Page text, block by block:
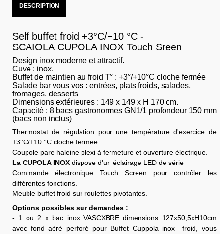
DESCRIPTION
Self buffet froid +3°C/+10 °C -
SCAIOLA CUPOLA INOX Touch Sreen
Design inox moderne et attractif.
Cuve : inox.
Buffet de maintien au froid T° : +3°/+10°C cloche fermée
Salade bar vous vos : entrées, plats froids, salades,
fromages, desserts
Dimensions extérieures : 149 x 149 x H 170 cm.
Capacité : 8 bacs gastronormes GN1/1 profondeur 150 mm
(bacs non inclus)
Thermostat de régulation pour une température d'exercice de
+3°C/+10 °C cloche fermée
Coupole pare haleine plexi à fermeture et ouverture électrique.
La CUPOLA INOXdispose d'un éclairage LED de série
Commande électronique Touch Screen pour contrôler les
différentes fonctions.
Meuble buffet froid sur roulettes pivotantes.
Options possibles sur demandes :
- 1 ou 2 x bac inox VASCXBRE dimensions 127x50,5xH10cm
avec fond aéré perforé pour Buffet Cuppola inox froid, vous